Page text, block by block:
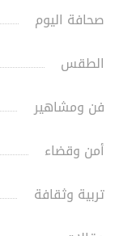
صحافة اليوم
الطقس
فن ومشاهير
أمن وقضاء
تربية وثقافة